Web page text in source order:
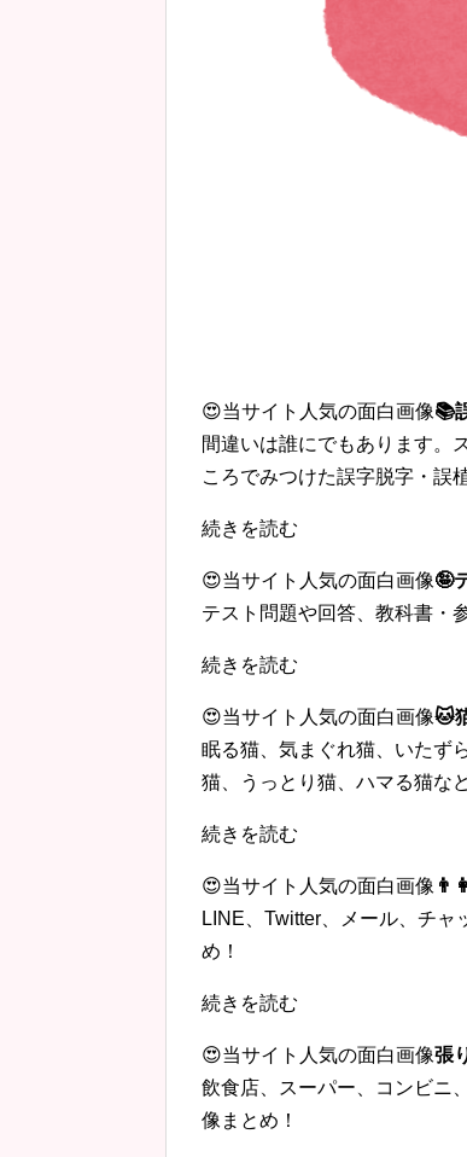
😍当サイト人気の面白画像📚
間違いは誰にでもあります。
ころでみつけた誤字脱字・誤
続きを読む
😍当サイト人気の面白画像🤪
テスト問題や回答、教科書・
続きを読む
😍当サイト人気の面白画像🐱
眠る猫、気まぐれ猫、いたず
猫、うっとり猫、ハマる猫な
続きを読む
😍当サイト人気の面白画像
LINE、Twitter、メール、チ
め！
続きを読む
😍当サイト人気の面白画像張
飲食店、スーパー、コンビニ
像まとめ！